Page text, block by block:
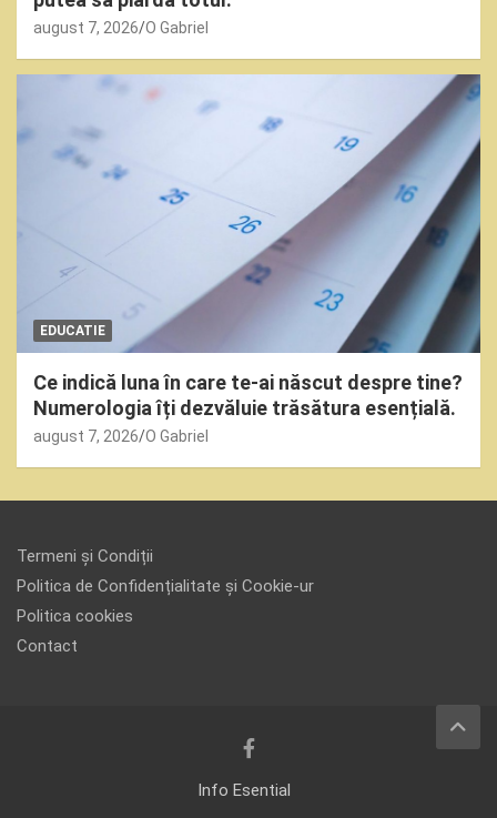
august 7, 2026 O Gabriel
EDUCATIE
Ce indică luna în care te-ai născut despre tine?
Numerologia îți dezvăluie trăsătura esențială.
august 7, 2026 O Gabriel
Termeni și Condiții
Politica de Confidențialitate și Cookie-ur
Politica cookies
Contact
Info Esential